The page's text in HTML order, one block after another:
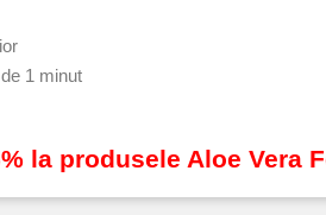
1 minut
la produsele Aloe Vera